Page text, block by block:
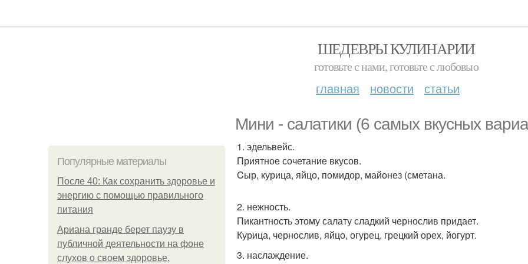
ШЕДЕВРЫ КУЛИНАРИИ
готовьте с нами, готовьте с любовью
главная новости статьи
Мини - салатики (6 самых вкусных
Популярные материалы
После 40: Как сохранить здоровье и
энергию с помощью правильного
питания
Ариана гранде берет паузу в
публичной деятельности на фоне
слухов о своем здоровье.
1. эдельвейс.
Приятное сочетание вкусов.
Cыр, курица, яйцо, помидор, майонез (сметана.
2. нежность.
Пикантность этому салату сладкий чернослив придает.
Курица, чернослив, яйцо, огурец, грецкий орех, йогурт.
3. наслаждение.